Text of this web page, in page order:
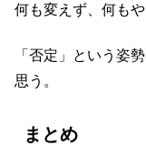
何も変えず、何も
「否定」という姿
思う。
まとめ